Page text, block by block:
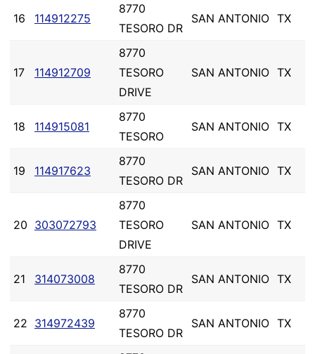
16 114912275
8770
TESORO DR
SAN ANTONIO TX
17 114912709
8770
TESORO
DRIVE
SAN ANTONIO TX
18 114915081
8770
TESORO
SAN ANTONIO TX
19 114917623
8770
TESORO DR
SAN ANTONIO TX
20 303072793
8770
TESORO
DRIVE
SAN ANTONIO TX
21 314073008
8770
TESORO DR
SAN ANTONIO TX
22 314972439
8770
TESORO DR
SAN ANTONIO TX